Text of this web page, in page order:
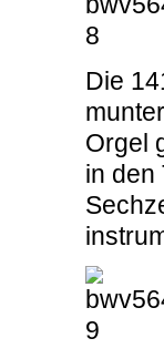
Die
Orgel
in den